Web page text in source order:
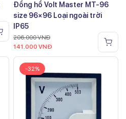
Đồng hồ Volt Master MT-96
size 96×96 Loại ngoài trời
IP65
206.000VNĐ
141.000 VNĐ
-32%